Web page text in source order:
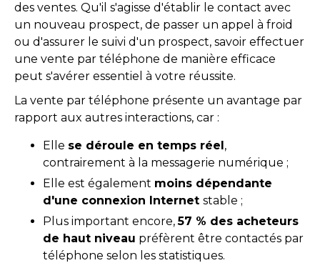
des ventes. Qu'il s'agisse d'établir le contact avec
un nouveau prospect, de passer un appel à froid
ou d'assurer le suivi d'un prospect, savoir effectuer
une vente par téléphone de manière efficace
peut s'avérer essentiel à votre réussite.
La vente par téléphone présente un avantage par
rapport aux autres interactions, car :
Elle se déroule en temps réel,
contrairement à la messagerie numérique ;
Elle est également moins dépendante
d'une connexion Internet stable ;
Plus important encore,57 % des acheteurs
de haut niveau préfèrent être contactés par
téléphone selon les statistiques.